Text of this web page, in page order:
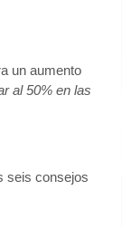
un aumento
al 50% en las
seis consejos